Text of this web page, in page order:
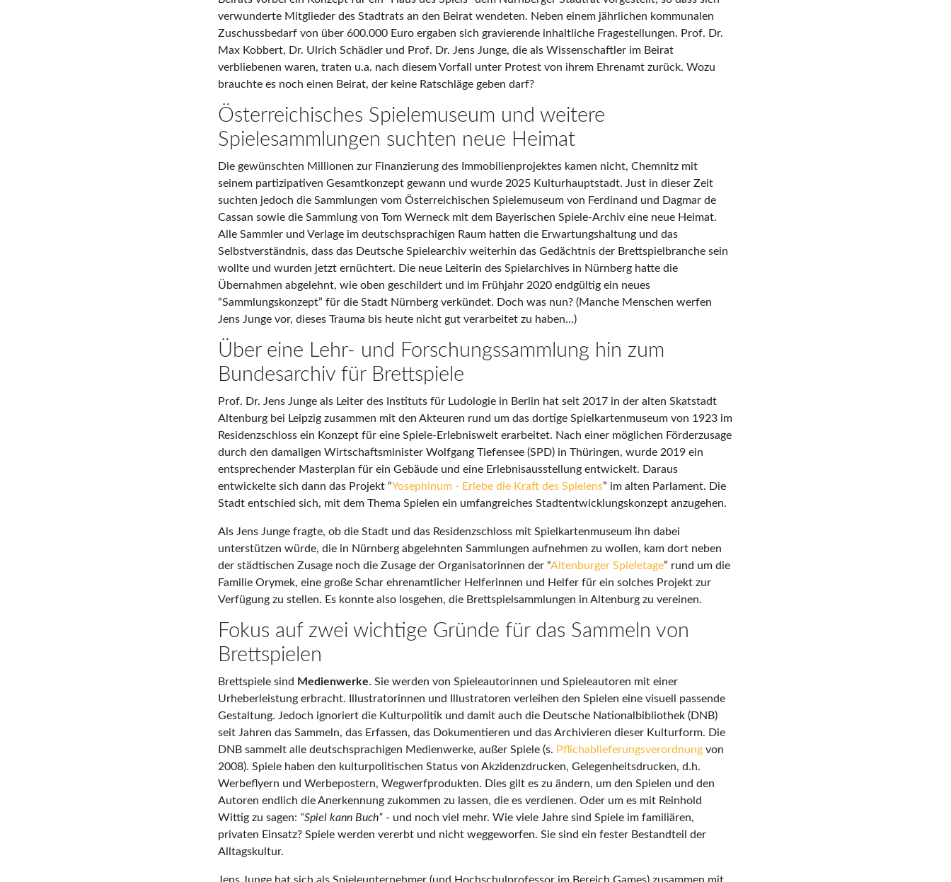
verwunderte Mitglieder des Stadtrats an den Beirat wendeten. Neben einem jährlichen kommunalen
Zuschussbedarf von über 600.000 Euro ergaben sich gravierende inhaltliche Fragestellungen. Prof. Dr.
Max Kobbert, Dr. Ulrich Schädler und Prof. Dr. Jens Junge, die als Wissenschaftler im Beirat
verbliebenen waren, traten u.a. nach diesem Vorfall unter Protest von ihrem Ehrenamt zurück. Wozu
brauchte es noch einen Beirat, der keine Ratschläge geben darf?
Österreichisches Spielemuseum und weitere
Spielesammlungen suchten neue Heimat
Die gewünschten Millionen zur Finanzierung des Immobilienprojektes kamen nicht, Chemnitz mit
seinem partizipativen Gesamtkonzept gewann und wurde 2025 Kulturhauptstadt. Just in dieser Zeit
suchten jedoch die Sammlungen vom Österreichischen Spielemuseum von Ferdinand und Dagmar de
Cassan sowie die Sammlung von Tom Werneck mit dem Bayerischen Spiele-Archiv eine neue Heimat.
Alle Sammler und Verlage im deutschsprachigen Raum hatten die Erwartungshaltung und das
Selbstverständnis, dass das Deutsche Spielearchiv weiterhin das Gedächtnis der Brettspielbranche sein
wollte und wurden jetzt ernüchtert. Die neue Leiterin des Spielarchives in Nürnberg hatte die
Übernahmen abgelehnt, wie oben geschildert und im Frühjahr 2020 endgültig ein neues
“Sammlungskonzept” für die Stadt Nürnberg verkündet. Doch was nun? (Manche Menschen werfen
Jens Junge vor, dieses Trauma bis heute nicht gut verarbeitet zu haben…)
Über eine Lehr- und Forschungssammlung hin zum
Bundesarchiv für Brettspiele
Prof. Dr. Jens Junge als Leiter des Instituts für Ludologie in Berlin hat seit 2017 in der alten Skatstadt
Altenburg bei Leipzig zusammen mit den Akteuren rund um das dortige Spielkartenmuseum von 1923 im
Residenzschloss ein Konzept für eine Spiele-Erlebniswelt erarbeitet. Nach einer möglichen Förderzusage
durch den damaligen Wirtschaftsminister Wolfgang Tiefensee (SPD) in Thüringen, wurde 2019 ein
entsprechender Masterplan für ein Gebäude und eine Erlebnisausstellung entwickelt. Daraus
entwickelte sich dann das Projekt “Yosephinum - Erlebe die Kraft des Spielens” im alten Parlament. Die
Stadt entschied sich, mit dem Thema Spielen ein umfangreiches Stadtentwicklungskonzept anzugehen.
Als Jens Junge fragte, ob die Stadt und das Residenzschloss mit Spielkartenmuseum ihn dabei
unterstützen würde, die in Nürnberg abgelehnten Sammlungen aufnehmen zu wollen, kam dort neben
der städtischen Zusage noch die Zusage der Organisatorinnen der “Altenburger Spieletage” rund um die
Familie Orymek, eine große Schar ehrenamtlicher Helferinnen und Helfer für ein solches Projekt zur
Verfügung zu stellen. Es konnte also losgehen, die Brettspielsammlungen in Altenburg zu vereinen.
Fokus auf zwei wichtige Gründe für das Sammeln von
Brettspielen
Brettspiele sind Medienwerke. Sie werden von Spieleautorinnen und Spieleautoren mit einer
Urheberleistung erbracht. Illustratorinnen und Illustratoren verleihen den Spielen eine visuell passende
Gestaltung. Jedoch ignoriert die Kulturpolitik und damit auch die Deutsche Nationalbibliothek (DNB)
seit Jahren das Sammeln, das Erfassen, das Dokumentieren und das Archivieren dieser Kulturform. Die
DNB sammelt alle deutschsprachigen Medienwerke, außer Spiele (s. Pflichablieferungsverordnung von
2008). Spiele haben den kulturpolitischen Status von Akzidenzdrucken, Gelegenheitsdrucken, d.h.
Werbeflyern und Werbepostern, Wegwerfprodukten. Dies gilt es zu ändern, um den Spielen und den
Autoren endlich die Anerkennung zukommen zu lassen, die es verdienen. Oder um es mit Reinhold
Wittig zu sagen: “Spiel kann Buch” - und noch viel mehr. Wie viele Jahre sind Spiele im familiären,
privaten Einsatz? Spiele werden vererbt und nicht weggeworfen. Sie sind ein fester Bestandteil der
Alltagskultur.